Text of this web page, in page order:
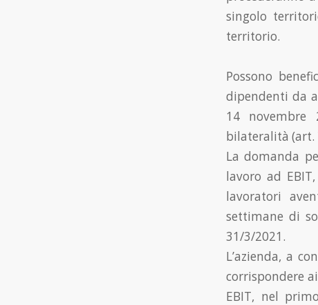
singolo
territorio.
Possono
dipendenti da
14 novembre
bilateralità (art.
La domanda
lavoro ad
lavoratori
settimane di
31/3/2021.
L’azienda, a
corrispondere
EBIT, nel